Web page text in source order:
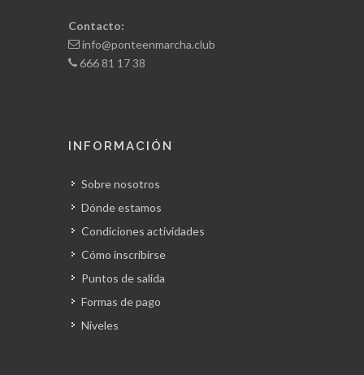
Contacto:
info@ponteenmarcha.club
666 81 17 38
INFORMACIÓN
Sobre nosotros
Dónde estamos
Condiciones actividades
Cómo inscribirse
Puntos de salida
Formas de pago
Niveles